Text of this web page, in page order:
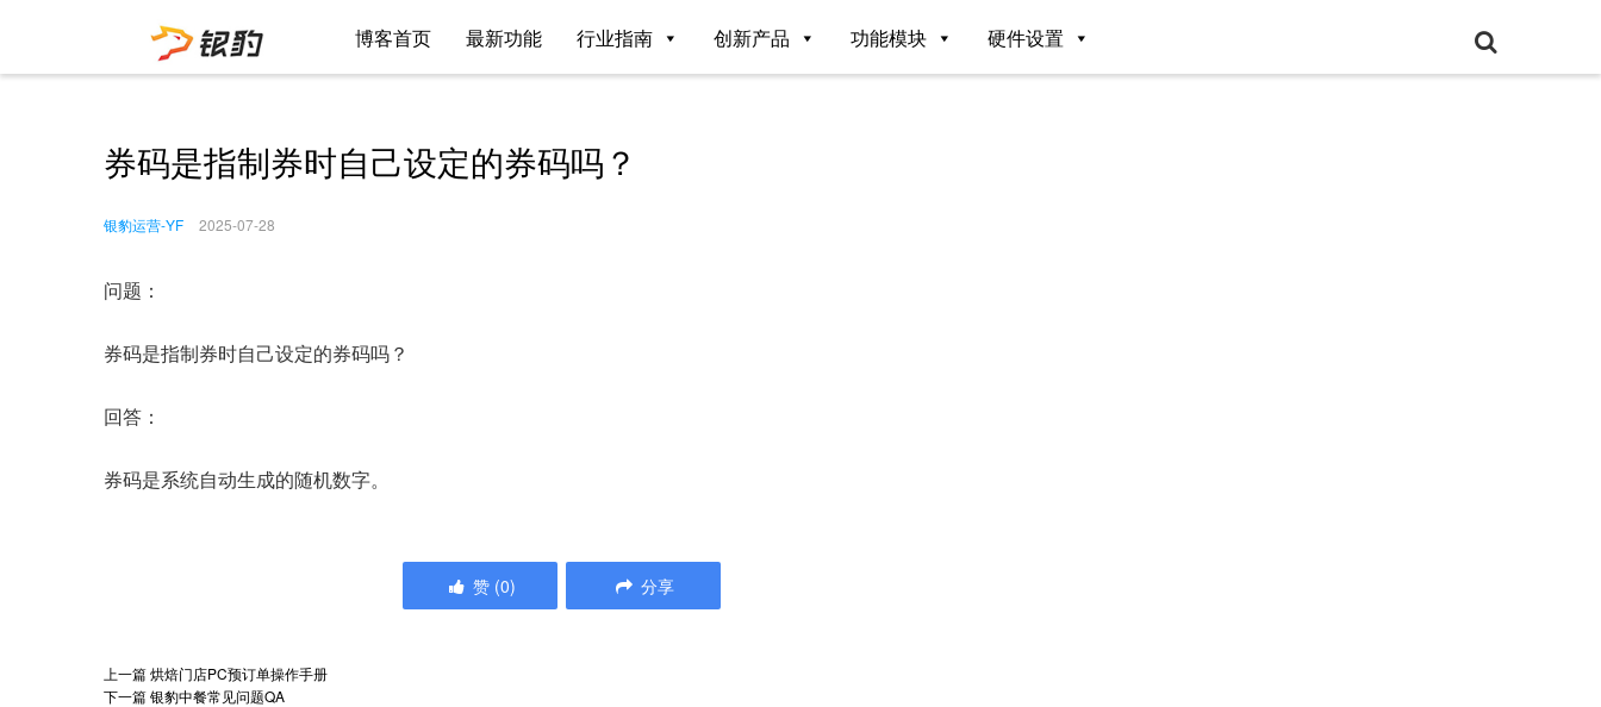
博客首页 最新功能 行业指南 创新产品 功能模块 硬件设置
券码是指制券时自己设定的券码吗？
银豹运营-YF 2025-07-28
问题：
券码是指制券时自己设定的券码吗？
回答：
券码是系统自动生成的随机数字。
赞 (0) 分享
上一篇烘焙门店PC预订单操作手册
下一篇银豹中餐常见问题QA